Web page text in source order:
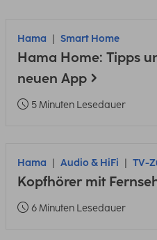
Hama Smart Home
Hama Home: Tipps
neuen App
5 Minuten Lesedauer
Hama Audio & HiFi TV-
Kopfhörer mit
6 Minuten Lesedauer